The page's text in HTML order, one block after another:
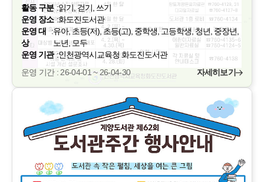
활동 구분 :읽기, 걷기, 쓰기
운영 장소 :화도진도서관
운영 대
상
:유아, 초등(저), 초등(고), 중학생, 고등학생, 청년, 중장년,
노년, 모두
운영 기관 :인천광역시교육청 화도진도서관
운영 기간 : 26-04-01 ~ 26-04-30
자세히보기